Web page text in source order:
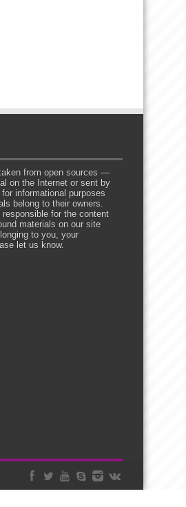
from open sources —
on the Internet or sent by
informational purposes
belong to their owners.
for the content
materials on our site
to you, your
let us know.